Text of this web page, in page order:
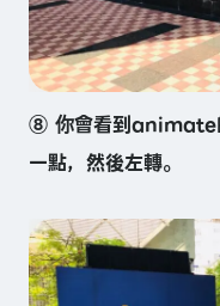
⑧ 你會看到animate
一點，然後左轉。